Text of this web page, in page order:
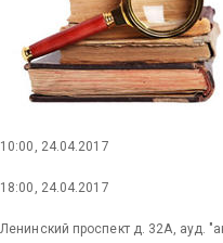
10:00, 24.04.2017
18:00, 24.04.2017
Ленинский проспект д. 32А, ауд.